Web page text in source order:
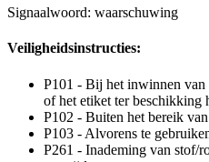
Signaalwoord: waarschuwing
Veiligheidsinstructies:
P101 - Bij het inwinnen van
of het etiket ter beschikking
P102 - Buiten het bereik
P103 - Alvorens te
P261 - Inademing van stof/